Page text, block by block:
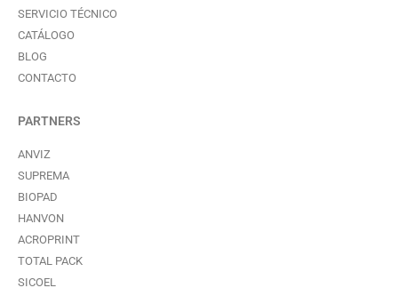
SERVICIO TÉCNICO
CATÁLOGO
BLOG
CONTACTO
PARTNERS
ANVIZ
SUPREMA
BIOPAD
HANVON
ACROPRINT
TOTAL PACK
SICOEL